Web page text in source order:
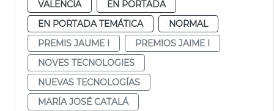
VALENCIA
EN PORTADA
EN PORTADA TEMÁTICA
NORMAL
PREMIS JAUME I
PREMIOS JAIME I
NOVES TECNOLOGIES
NUEVAS TECNOLOGÍAS
MARÍA JOSÉ CATALÁ